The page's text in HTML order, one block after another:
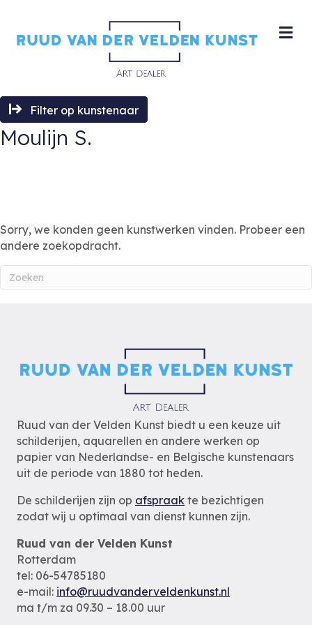
Filter op kunstenaar
Moulijn S.
Sorry, we konden geen kunstwerken vinden. Probeer een
andere zoekopdracht.
Ruud van der Velden Kunst biedt u een keuze uit
schilderijen, aquarellen en andere werken op
papier van Nederlandse- en Belgische kunstenaars
uit de periode van 1880 tot heden.
De schilderijen zijn op afspraak te bezichtigen
zodat wij u optimaal van dienst kunnen zijn.
Ruud van der Velden Kunst
Rotterdam
tel: 06-54785180
e-mail: info@ruudvanderveldenkunst.nl
ma t/m za 09.30 – 18.00 uur